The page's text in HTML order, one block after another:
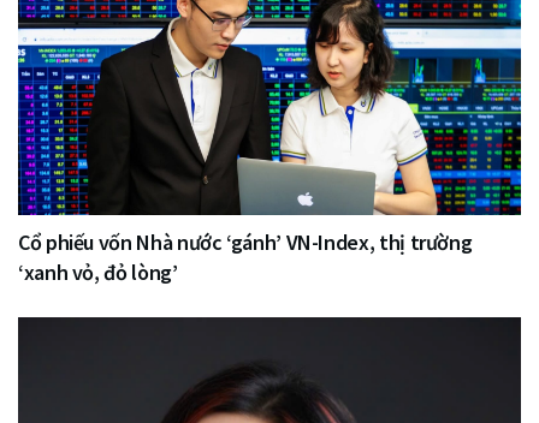
Cổ phiếu vốn Nhà nước ‘gánh’ VN-Index, thị trường
‘xanh vỏ, đỏ lòng’